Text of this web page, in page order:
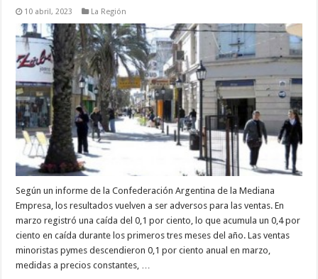
10 abril, 2023 La Región
Según un informe de la Confederación Argentina de la Mediana
Empresa, los resultados vuelven a ser adversos para las ventas. En
marzo registró una caída del 0,1 por ciento, lo que acumula un 0,4 por
ciento en caída durante los primeros tres meses del año. Las ventas
minoristas pymes descendieron 0,1 por ciento anual en marzo,
medidas a precios constantes, …